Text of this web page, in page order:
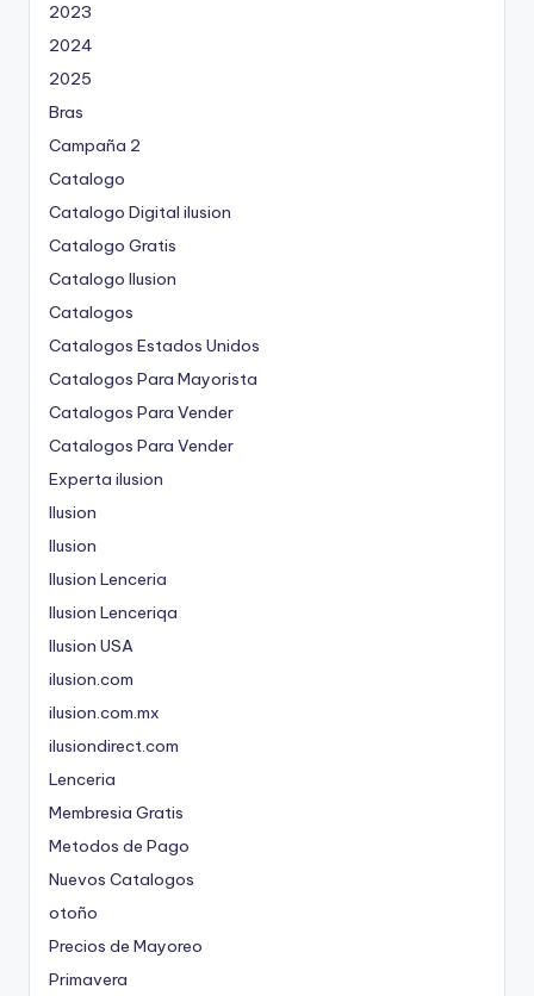
2023
2024
2025
Bras
Campaña 2
Catalogo
Catalogo Digital ilusion
Catalogo Gratis
Catalogo Ilusion
Catalogos
Catalogos Estados Unidos
Catalogos Para Mayorista
Catalogos Para Vender
Catalogos Para Vender
Experta ilusion
Ilusion
Ilusion
Ilusion Lenceria
Ilusion Lenceriqa
Ilusion USA
ilusion.com
ilusion.com.mx
ilusiondirect.com
Lenceria
Membresia Gratis
Metodos de Pago
Nuevos Catalogos
otoño
Precios de Mayoreo
Primavera